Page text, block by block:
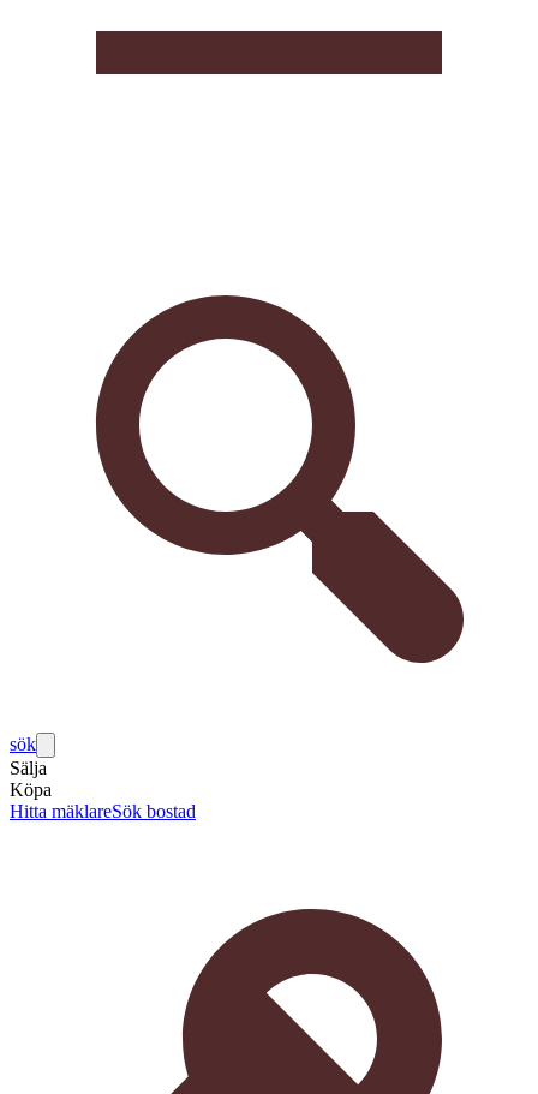
sök
Sälja
Köpa
Hitta mäklareSök bostad